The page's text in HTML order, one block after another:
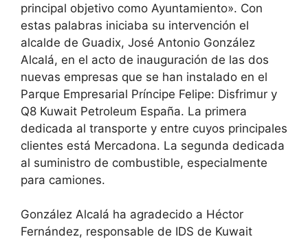
principal objetivo como Ayuntamiento». Con
estas palabras iniciaba su intervención el
alcalde de Guadix, José Antonio González
Alcalá, en el acto de inauguración de las dos
nuevas empresas que se han instalado en el
Parque Empresarial Príncipe Felipe: Disfrimur y
Q8 Kuwait Petroleum España. La primera
dedicada al transporte y entre cuyos principales
clientes está Mercadona. La segunda dedicada
al suministro de combustible, especialmente
para camiones.
González Alcalá ha agradecido a Héctor
Fernández, responsable de IDS de Kuwait